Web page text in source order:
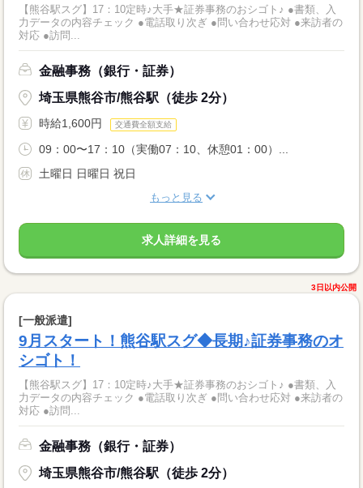
【熊谷駅スグ】17：10定時♪大手★証券事務のおシゴト♪ ●書類、入
力データの内容チェック ●電話取り次ぎ ●問い合わせ応対 ●来訪者の
対応 ●訪問...
金融事務（銀行・証券）
埼玉県熊谷市/熊谷駅（徒歩 2分）
時給1,600円 交通費全額支給
09：00〜17：10（実働07：10、休憩01：00）...
土曜日 日曜日 祝日
もっと見る
求人詳細を見る
3日以内公開
[一般派遣]
9月スタート！熊谷駅スグ◆長期♪証券事務のオ
シゴト！
【熊谷駅スグ】17：10定時♪大手★証券事務のおシゴト♪ ●書類、入
力データの内容チェック ●電話取り次ぎ ●問い合わせ応対 ●来訪者の
対応 ●訪問...
金融事務（銀行・証券）
埼玉県熊谷市/熊谷駅（徒歩 2分）